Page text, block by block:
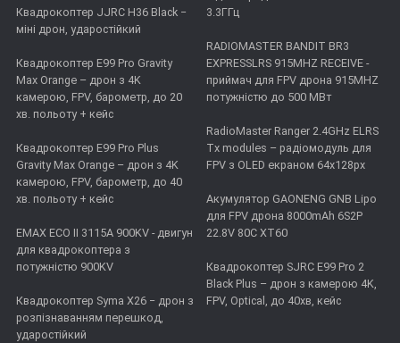
Квадрокоптер JJRC H36 Black −
міні дрон, ударостійкий
Квадрокоптер E99 Pro Gravity
Max Orange – дрон з 4K
камерою, FPV, барометр, до 20
хв. польоту + кейс
Квадрокоптер E99 Pro Plus
Gravity Max Orange – дрон з 4K
камерою, FPV, барометр, до 40
хв. польоту + кейс
EMAX ECO II 3115А 900KV - двигун
для квадрокоптера з
потужністю 900KV
Квадрокоптер Syma X26 − дрон з
розпізнаванням перешкод,
ударостійкий
3.3ГГц
RADIOMASTER BANDIT BR3
EXPRESSLRS 915MHZ RECEIVE -
приймач для FPV дрона 915MHZ
потужністю до 500 МВт
RadioMaster Ranger 2.4GHz ELRS
Tx modules – радіомодуль для
FPV з OLED екраном 64x128px
Акумулятор GAONENG GNB Lipo
для FPV дрона 8000mAh 6S2P
22.8V 80C XT60
Квадрокоптер SJRC E99 Pro 2
Black Plus – дрон з камерою 4K,
FPV, Optical, до 40хв, кейс